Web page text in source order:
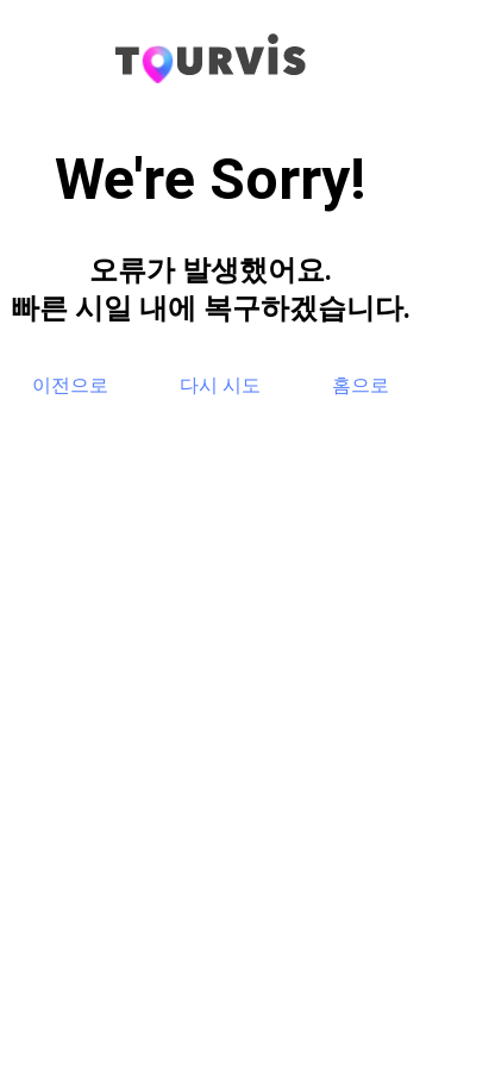
We're Sorry!
오류가 발생했어요.
빠른 시일 내에 복구하겠습니다.
이전으로 다시 시도 홈으로